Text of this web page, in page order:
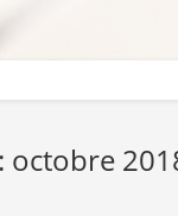
octobre